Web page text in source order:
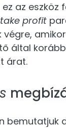
az eszköz
take profit
által
árat.
bemutatjuk